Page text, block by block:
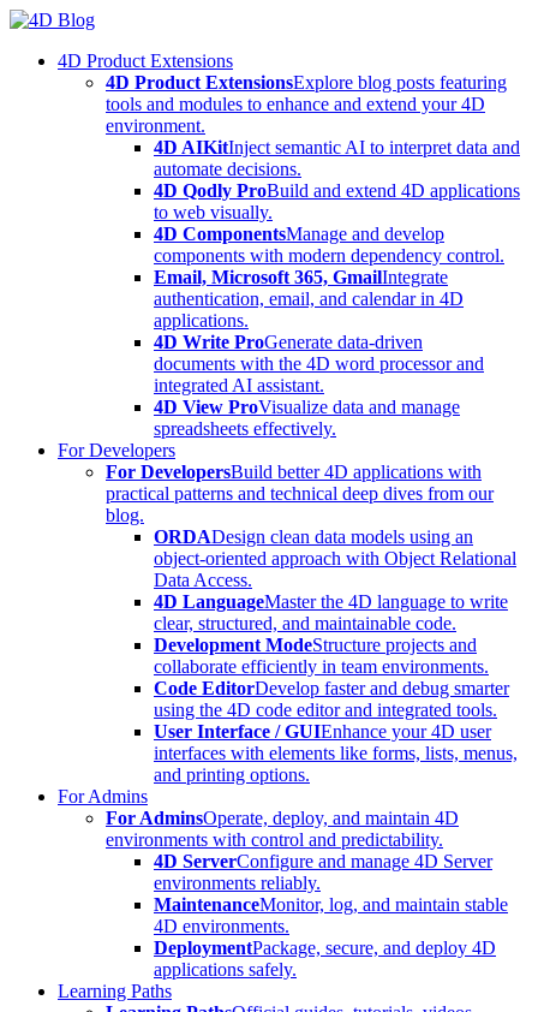
Skip
content4D Product Extensions
4D Product ExtensionsExplore blog posts featuring
tools and modules to enhance and extend your 4D
environment.
4D AIKitInject semantic AI to interpret data and
automate decisions.
4D Qodly ProBuild and extend 4D applications
to web visually.
4D ComponentsManage and develop
components with modern dependency control.
Email, Microsoft 365, GmailIntegrate
authentication, email, and calendar in 4D
applications.
4D Write ProGenerate data-driven
documents with the 4D word processor and
integrated AI assistant.
4D View ProVisualize data and manage
spreadsheets effectively.
For Developers
For DevelopersBuild better 4D applications with
practical patterns and technical deep dives from our
blog.
ORDADesign clean data models using an
object-oriented approach with Object Relational
Data Access.
4D LanguageMaster the 4D language to write
clear, structured, and maintainable code.
Development ModeStructure projects and
collaborate efficiently in team environments.
Code EditorDevelop faster and debug smarter
using the 4D code editor and integrated tools.
User Interface / GUIEnhance your 4D user
interfaces with elements like forms, lists, menus,
and printing options.
For Admins
For AdminsOperate, deploy, and maintain 4D
environments with control and predictability.
4D ServerConfigure and manage 4D Server
environments reliably.
MaintenanceMonitor, log, and maintain stable
4D environments.
DeploymentPackage, secure, and deploy 4D
applications safely.
Learning Paths